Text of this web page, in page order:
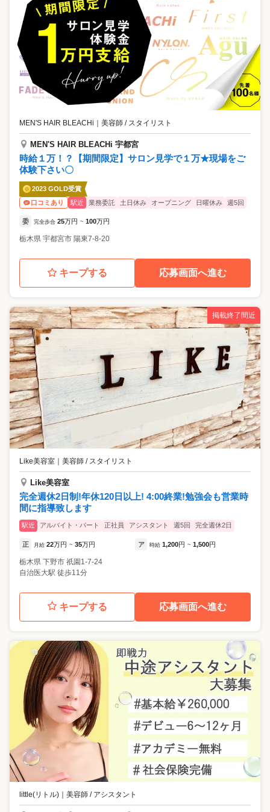
MEN'S HAIR BLEACHi 美容師 / スタイリスト
MEN'S HAIR BLEACHi 宇都宮
時給１万！？【期間限定】サロン見学で１万★現場をご
体験下さい〇
2023 GOLD受賞
口コミあり
駅近 業務委託 土日休み オープニング 日曜休み 週5回
委 完全歩合 25万円 ~ 100万円
栃木県 宇都宮市 陽東7-8-20
キープする 応募画面へ進む
掲載終了間近
Like美容室 ｜ 美容師 / スタイリスト
Like美容室
完全週休2日制!年休120日以上! 4:00終業!勉強会も営業時
間に指導致します
駅近 アルバイト・パート 正社員 アシスタント 週5回 完全週休2日
正 月給 22万円 ~ 35万円 ア 時給 1,200円 ~ 1,500円
栃木県 下野市 祇園1-7-24
自治医大駅 徒歩11分
キープする 応募画面へ進む
little(リトル) ｜ 美容師 / アシスタント